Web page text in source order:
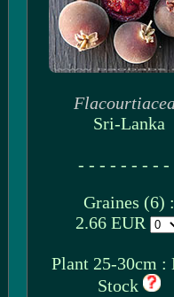
Sri-Lanka
- - - - - - - - -
Graines (6) :
2.66 EUR
Plant 25-30cm :
Stock